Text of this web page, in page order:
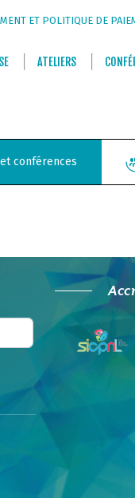
ET POLITIQUE DE
ATELIERS
conférences